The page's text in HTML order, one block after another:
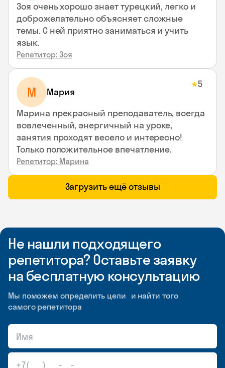
Зоя очень хорошо знает турецкий, легко и
доброжелательно объясняет сложные
темы. С ней приятно заниматься и учить
язык.
Репетитор: Зоя
М Мария
★5
Марина прекрасный преподаватель, всегда
вовлеченный, энергичный на уроке,
занятия проходят весело и интересно!
Только положительное впечатление.
Репетитор: Марина
Загрузить ещё отзывы
Не нашли подходящего
репетитора? Оставьте заявку
на бесплатную консультацию
Мы поможем определить цели и найти того
самого репетитора